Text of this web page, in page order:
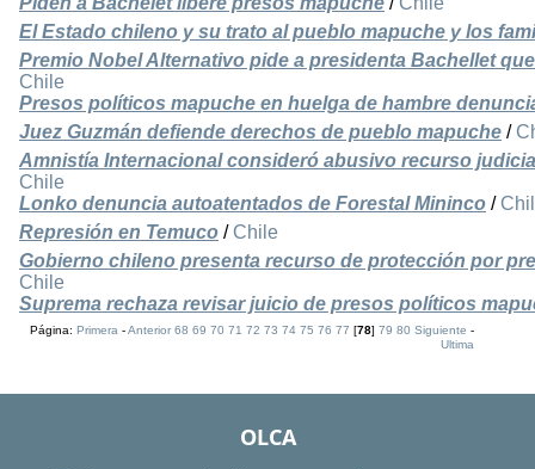
El Estado chileno y su trato al pueblo mapuche y los
Premio Nobel Alternativo pide a presidenta Bachellet
Chile
Presos políticos mapuche en huelga de hambre
Juez Guzmán defiende derechos de pueblo mapuche /
Amnistía Internacional consideró abusivo recurso
Chile
Lonko denuncia autoatentados de Forestal Mininco /
Represión en Temuco / Chile
Gobierno chileno presenta recurso de protección por
Chile
Suprema rechaza revisar juicio de presos políticos
Página:Primera -Anterior 68 69 70 71 72 73 74 75 76 77 [78]79 80 Siguiente -
Ultima
OLCA